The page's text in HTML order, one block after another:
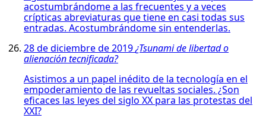
acostumbrándome a las frecuentes y a veces
crípticas abreviaturas que tiene en casi todas sus
entradas. Acostumbrándome sin entenderlas.
28 de diciembre de 2019¿Tsunami de libertad o
alienación tecnificada?
Asistimos a un papel inédito de la tecnología en el
empoderamiento de las revueltas sociales. ¿Son
eficaces las leyes del siglo XX para las protestas del
XXI?